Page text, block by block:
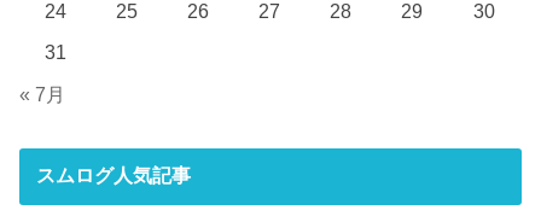
24
25 26 27 28 29
30
31
« 7月
スムログ人気記事